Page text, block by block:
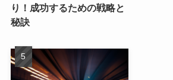
り！成功するための戦略と
秘訣